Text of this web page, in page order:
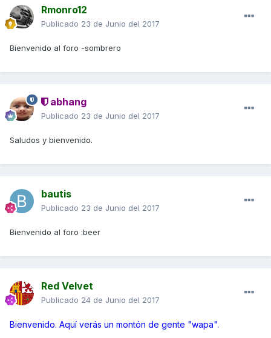
Rmonro12
Publicado 23 de Junio del 2017
Bienvenido al foro -sombrero
abhang
Publicado 23 de Junio del 2017
Saludos y bienvenido.
bautis
Publicado 23 de Junio del 2017
Bienvenido al foro :beer
Red Velvet
Publicado 24 de Junio del 2017
Bienvenido. Aquí verás un montón de gente "wapa".